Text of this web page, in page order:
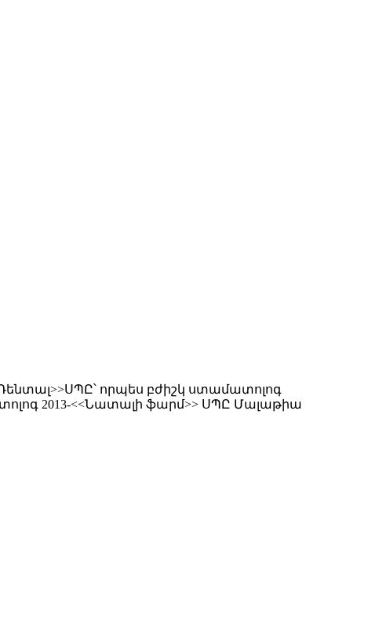
Դենտալ>>ՍՊԸ՝ որպես բժիշկ ստամատոլոգ
2013-<<Նատալի ֆարմ>> ՍՊԸ Մալաթիա